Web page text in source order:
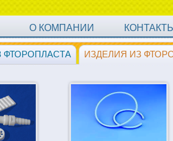
О КОМПАНИИ
ФТОРОПЛАСТА ИЗДЕЛИЯ ИЗ